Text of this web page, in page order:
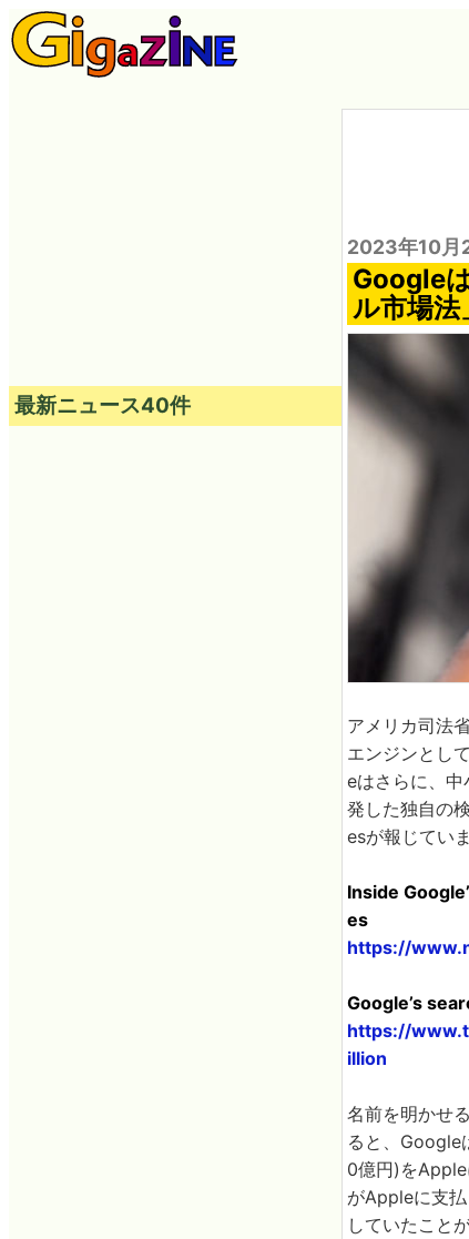
2023年10月
Google
ル市場
アメリカ司法
エンジンとし
eはさらに、
発した独自の
esが報じていま
Inside
es
https://
Google’s
https://
illion
名前を明かせ
ると、Google
0億円)を
がAppleに支
していたこと
最新ニュース40件